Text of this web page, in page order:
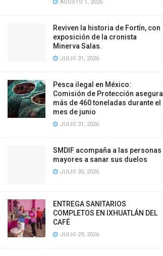
AGOSTO 1, 2026
Reviven la historia de Fortín, con
exposición de la cronista
Minerva Salas.
JULIO 31, 2026
Pesca ilegal en México:
Comisión de Protección asegura
más de 460 toneladas durante el
mes de junio
JULIO 31, 2026
SMDIF acompaña a las personas
mayores a sanar sus duelos
JULIO 30, 2026
ENTREGA SANITARIOS
COMPLETOS EN IXHUATLÁN DEL
CAFÉ
JULIO 29, 2026